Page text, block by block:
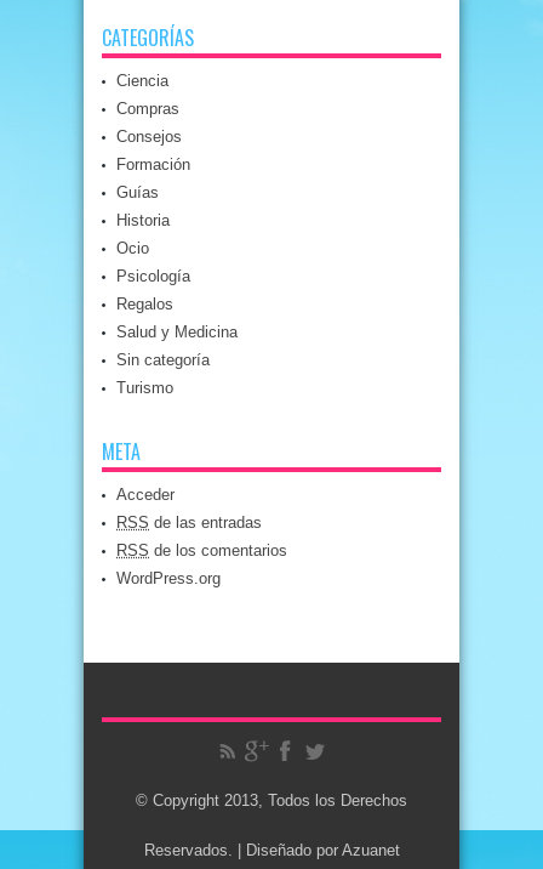
CATEGORÍAS
Ciencia
Compras
Consejos
Formación
Guías
Historia
Ocio
Psicología
Regalos
Salud y Medicina
Sin categoría
Turismo
META
Acceder
RSS de las entradas
RSS de los comentarios
WordPress.org
© Copyright 2013, Todos los Derechos
Reservados. | Diseñado por Azuanet